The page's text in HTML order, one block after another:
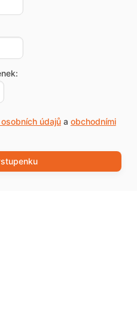
údajůa obchodními